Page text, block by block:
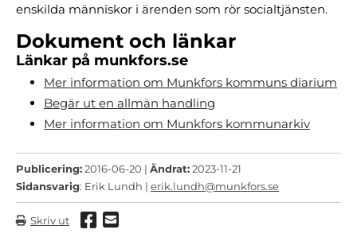
enskilda människor i ärenden som rör socialtjänsten.
Dokument och länkar
Länkar på munkfors.se
Mer information om Munkfors kommuns diarium
Begär ut en allmän handling
Mer information om Munkfors kommunarkiv
Publicering:2016-06-20 | Ändrat:2023-11-21
Sidansvarig: Erik Lundh | erik.lundh@munkfors.se
Skriv ut Dela via Facebook
Dela via mail